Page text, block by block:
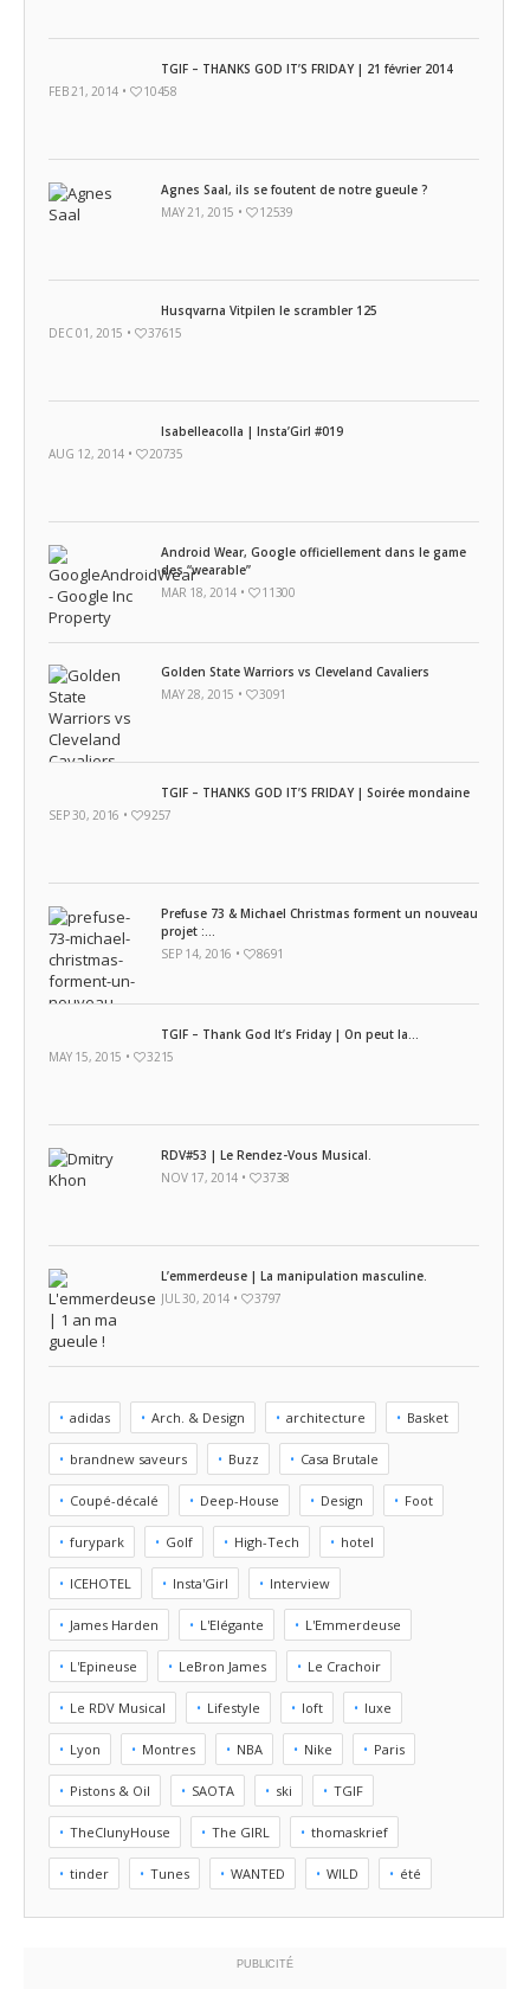
TGIF – THANKS GOD IT’S FRIDAY | 21 février 2014
FEB 21, 2014 •
10458
Agnes Saal, ils se foutent de notre gueule ?
MAY 21, 2015 •
12539
Husqvarna Vitpilen le scrambler 125
DEC 01, 2015 •
37615
Isabelleacolla | Insta’Girl #019
AUG 12, 2014 •
20735
Android Wear, Google officiellement dans le game
des “wearable”
MAR 18, 2014 •
11300
Golden State Warriors vs Cleveland Cavaliers
MAY 28, 2015 •
3091
TGIF – THANKS GOD IT’S FRIDAY | Soirée mondaine
SEP 30, 2016 •
9257
Prefuse 73 & Michael Christmas forment un nouveau
projet :...
SEP 14, 2016 •
8691
TGIF – Thank God It’s Friday | On peut la...
MAY 15, 2015 •
3215
RDV#53 | Le Rendez-Vous Musical.
NOV 17, 2014 •
3738
L’emmerdeuse | La manipulation masculine.
JUL 30, 2014 •
3797
adidas Arch. & Design architecture Basket
brandnew saveurs Buzz Casa Brutale
Coupé-décalé Deep-House Design Foot
furypark Golf High-Tech hotel
ICEHOTEL Insta'Girl Interview
James Harden L'Elégante L'Emmerdeuse
L'Epineuse LeBron James Le Crachoir
Le RDV Musical Lifestyle loft luxe
Lyon Montres NBA Nike Paris
Pistons & Oil SAOTA ski TGIF
TheClunyHouse The GIRL thomaskrief
tinder Tunes WANTED WILD été
PUBLICITÉ